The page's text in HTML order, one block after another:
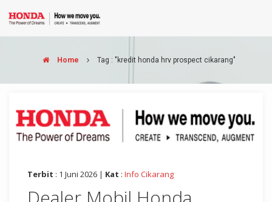
Home Tag : "kredit honda hrv prospect cikarang"
Terbit : 1 Juni 2026 | Kat : Info Cikarang